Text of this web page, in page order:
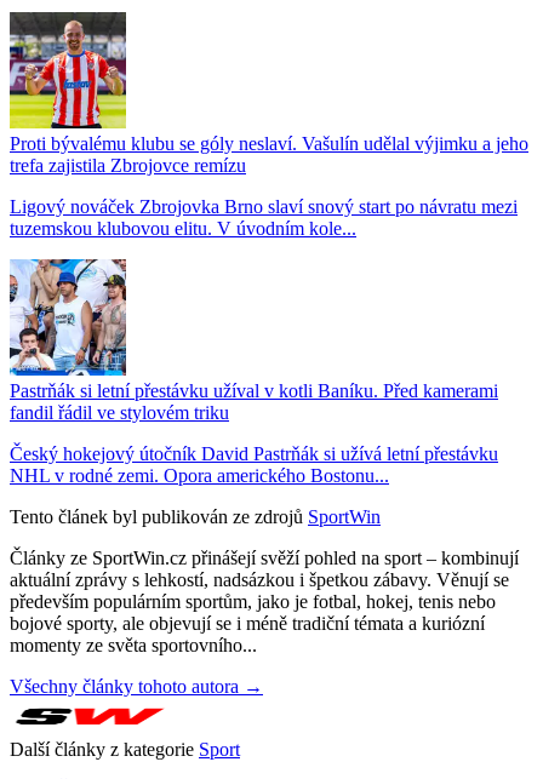
Proti bývalému klubu se góly neslaví. Vašulín udělal výjimku a jeho
trefa zajistila Zbrojovce remízu
Ligový nováček Zbrojovka Brno slaví snový start po návratu mezi
tuzemskou klubovou elitu. V úvodním kole...
Pastrňák si letní přestávku užíval v kotli Baníku. Před kamerami
fandil řádil ve stylovém triku
Český hokejový útočník David Pastrňák si užívá letní přestávku
NHL v rodné zemi. Opora amerického Bostonu...
Tento článek byl publikován ze zdrojů SportWin
Články ze SportWin.cz přinášejí svěží pohled na sport – kombinují
aktuální zprávy s lehkostí, nadsázkou i špetkou zábavy. Věnují se
především populárním sportům, jako je fotbal, hokej, tenis nebo
bojové sporty, ale objevují se i méně tradiční témata a kuriózní
momenty ze světa sportovního...
Všechny články tohoto autora →
Další články z kategorie Sport